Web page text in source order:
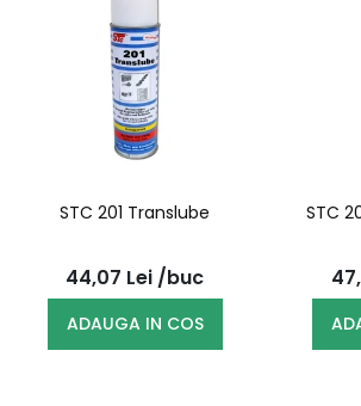
STC 201 Translube
44,07 Lei /buc
ADAUGA IN COS
STC